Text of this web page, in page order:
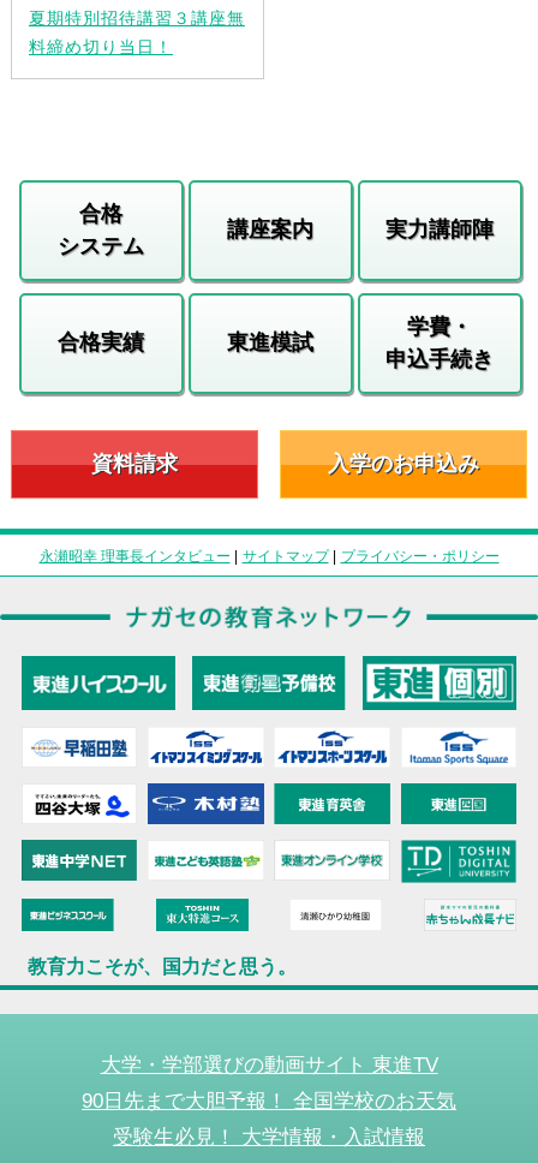
夏期特別招待講習３講座無
料締め切り当日！
合格
システム
講座案内 実力講師陣
合格実績 東進模試
学費・
申込手続き
資料請求 入学のお申込み
永瀬昭幸 理事長インタビュー | サイトマップ| プライバシー・ポリシー
教育力こそが、国力だと思う。
大学・学部選びの動画サイト 東進TV
90日先まで大胆予報！ 全国学校のお天気
受験生必見！ 大学情報・入試情報